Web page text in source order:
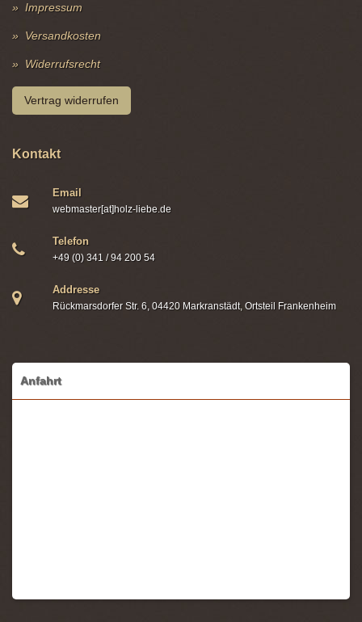
Impressum
Versandkosten
Widerrufsrecht
Vertrag widerrufen
Kontakt
Email
webmaster[at]holz-liebe.de
Telefon
+49 (0) 341 / 94 200 54
Addresse
Rückmarsdorfer Str. 6, 04420 Markranstädt, Ortsteil Frankenheim
Anfahrt